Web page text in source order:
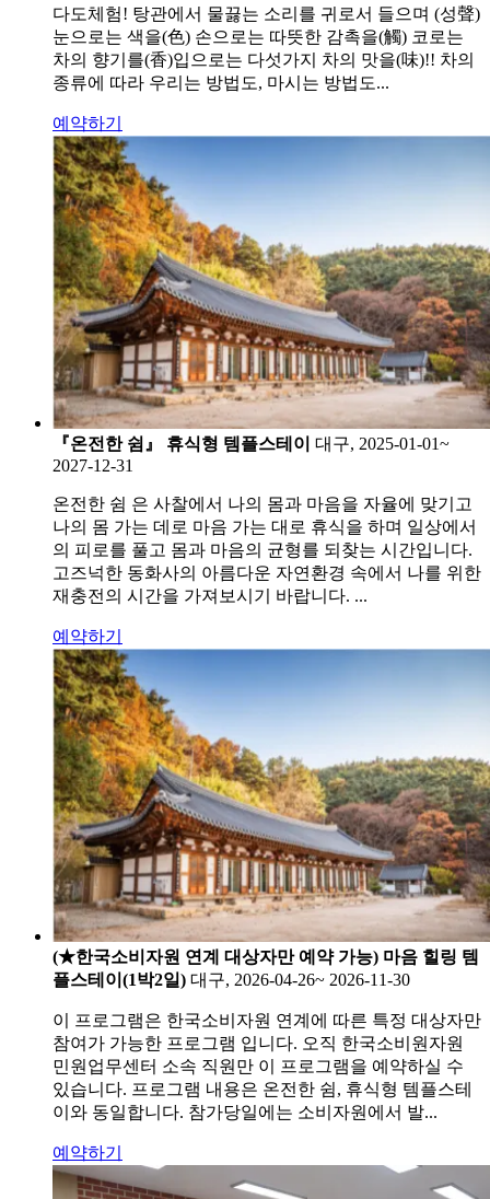
다도체험! 탕관에서 물끓는 소리를 귀로서 들으며 (성聲)
눈으로는 색을(色) 손으로는 따뜻한 감촉을(觸) 코로는
차의 향기를(香)입으로는 다섯가지 차의 맛을(味)!! 차의
종류에 따라 우리는 방법도, 마시는 방법도...
예약하기
『온전한 쉼』 휴식형 템플스테이 대구, 2025-01-01~
2027-12-31
온전한 쉼 은 사찰에서 나의 몸과 마음을 자율에 맞기고
나의 몸 가는 데로 마음 가는 대로 휴식을 하며 일상에서
의 피로를 풀고 몸과 마음의 균형를 되찾는 시간입니다.
고즈넉한 동화사의 아름다운 자연환경 속에서 나를 위한
재충전의 시간을 가져보시기 바랍니다. ...
예약하기
(★한국소비자원 연계 대상자만 예약 가능) 마음 힐링 템
플스테이(1박2일) 대구, 2026-04-26~ 2026-11-30
이 프로그램은 한국소비자원 연계에 따른 특정 대상자만
참여가 가능한 프로그램 입니다. 오직 한국소비원자원
민원업무센터 소속 직원만 이 프로그램을 예약하실 수
있습니다. 프로그램 내용은 온전한 쉼, 휴식형 템플스테
이와 동일합니다. 참가당일에는 소비자원에서 발...
예약하기